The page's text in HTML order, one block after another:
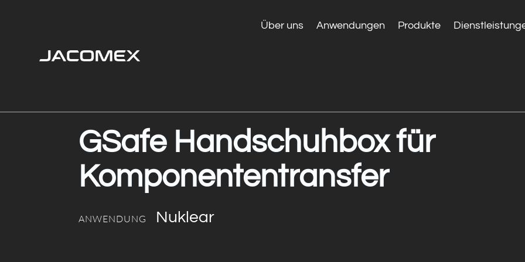
Über uns Anwendungen Produkte
GSafe Handschuhbox für
Komponententransfer
ANWENDUNG Nuklear